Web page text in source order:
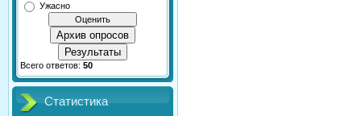
Ужасно
Архив опросов
Результаты
Всего ответов: 50
Статистика